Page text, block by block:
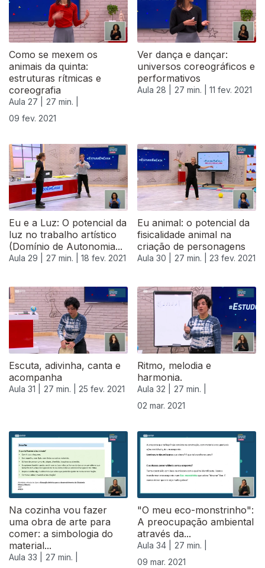
Como se mexem os
animais da quinta:
estruturas rítmicas e
coreografia
Aula 27 |
27 min. |
09 fev. 2021
Ver dança e dançar:
universos coreográficos e
performativos
Aula 28 | 27 min. | 11 fev. 2021
Eu e a Luz: O potencial da
luz no trabalho artístico
(Domínio de Autonomia...
Aula 29 | 27 min. | 18 fev. 2021
Eu animal: o potencial da
fisicalidade animal na
criação de personagens
Aula 30 | 27 min. | 23 fev. 2021
Escuta, adivinha, canta e
acompanha
Aula 31 | 27 min. | 25 fev. 2021
Ritmo, melodia e
harmonia.
Aula 32 |
27 min. |
02 mar. 2021
Na cozinha vou fazer
uma obra de arte para
comer: a simbologia do
material...
Aula 33 |
27 min. |
"O meu eco-monstrinho":
A preocupação ambiental
através da...
Aula 34 |
27 min. |
09 mar. 2021